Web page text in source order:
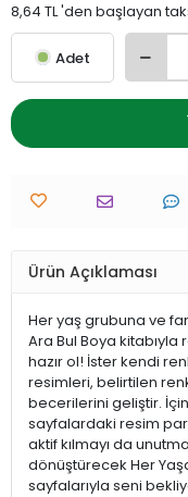
8,64 TL 'den başlayan
Adet
Ürün Açıklaması
Her yaş grubuna ve
Ara Bul Boya
hazır ol! İster kendi
resimleri, belirtilen
becerilerini geliştir.
sayfalardaki resim
aktif kılmayı da
dönüştürecek Her
sayfalarıyla seni